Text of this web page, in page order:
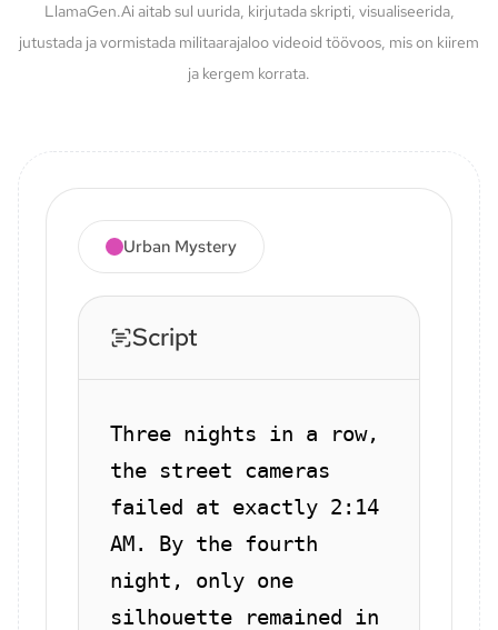
LlamaGen.Ai aitab sul uurida, kirjutada skripti, visualiseerida,
jutustada ja vormistada militaarajaloo videoid töövoos, mis on kiirem
ja kergem korrata.
Urban Mystery
Script
Three nights in a row,
the street cameras
failed at exactly 2:14
AM. By the fourth
night, only one
silhouette remained in